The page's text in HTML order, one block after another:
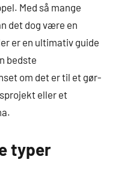
Med så mange
det dog være en
er en ultimativ guide
bedste
om det er til et gør-
eller et
typer